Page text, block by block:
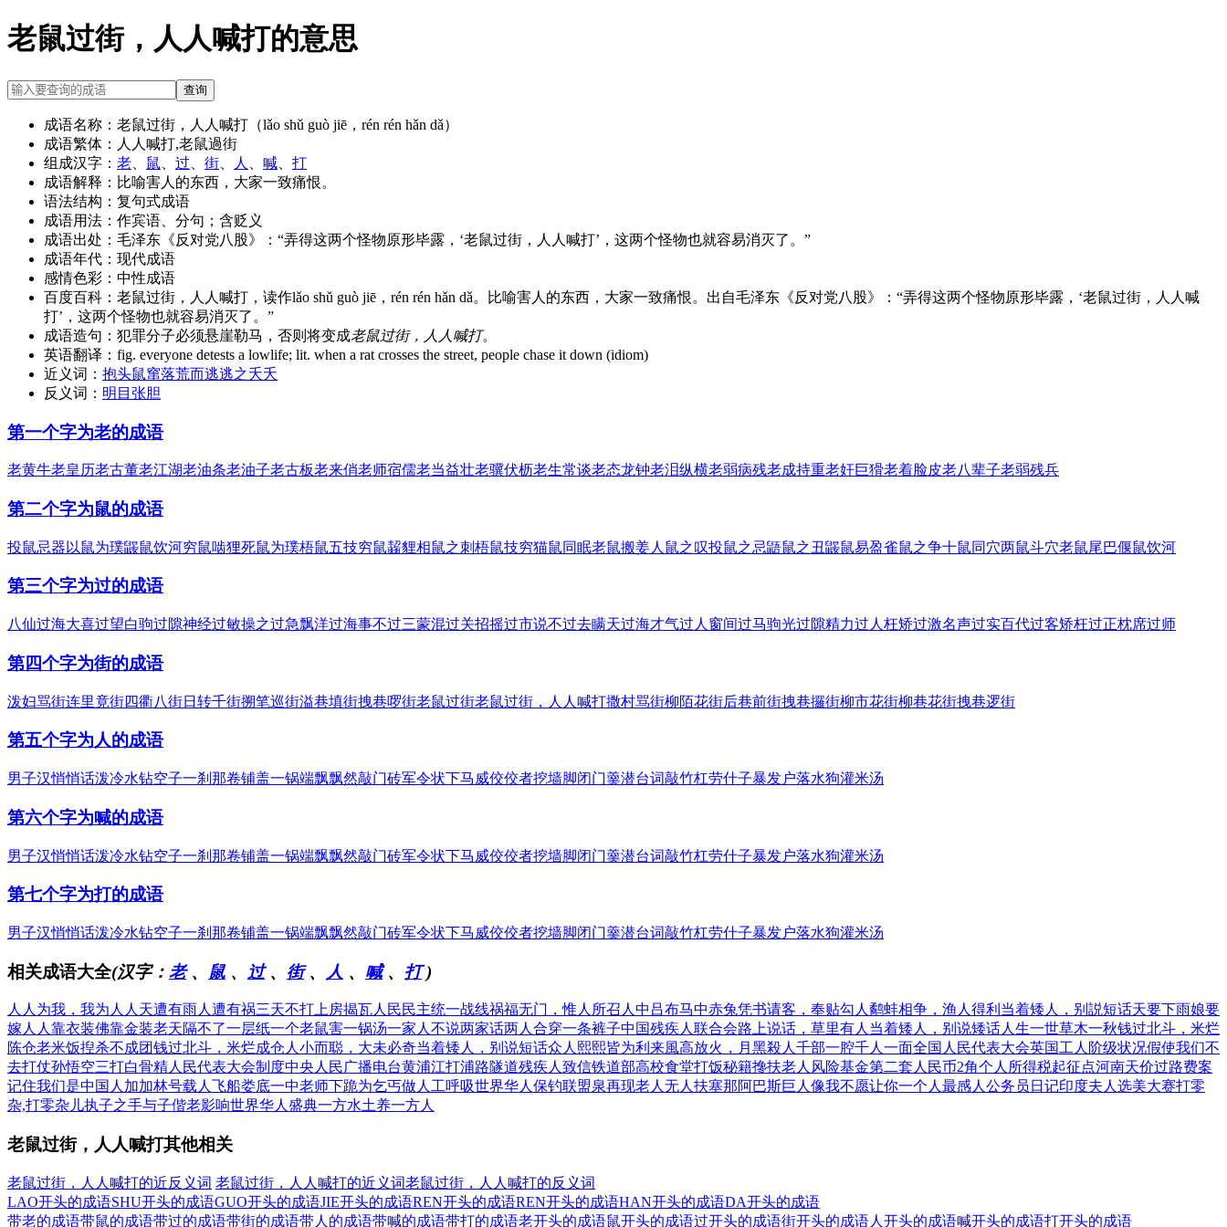
老鼠过街，人人喊打的意思
查询
成语名称： 老鼠过街，人人喊打（lǎo shǔ guò jiē，rén rén hǎn dǎ）
成语繁体： 人人喊打,老鼠過街
组成汉字： 老 鼠 过 街 人 喊
打
成语解释： 比喻害人的东西，大家一致痛恨。
语法结构： 复句式成语
成语用法： 作宾语、分句；含贬义
成语出处： 毛泽东《反对党八股》：“弄得这两个怪物原形毕露，‘老鼠过街，人人喊打’，这两个怪物也就容易消灭了。”
成语年代： 现代成语
感情色彩： 中性成语
百度百科： 老鼠过街，人人喊打，读作lǎo shǔ guò jiē，rén rén hǎn dǎ。比喻害人的东西，大家一致痛恨。出自毛泽东《反对党八股》：“弄得这两个怪物原形毕露，‘老鼠过街，人人喊
打’，这两个怪物也就容易消灭了。”
成语造句： 犯罪分子必须悬崖勒马，否则将变成老鼠过街，人人喊打。
英语翻译： fig. everyone detests a lowlife; lit. when a rat crosses the street, people chase it down (idiom)
近义词： 抱头鼠窜落荒而逃逃之夭夭
反义词： 明目张胆
第一个字为老的成语
老黄牛老皇历老古董老江湖老油条老油子老古板老来俏老师宿儒老当益壮老骥伏枥老生常谈老态龙钟老泪纵横老弱病残老成持重老奸巨猾老着脸皮老八辈子老弱残兵
第二个字为鼠的成语
投鼠忌器 以鼠为璞鼹鼠饮河穷鼠啮狸死鼠为璞梧鼠五技穷鼠齧貍相鼠之刺梧鼠技穷猫鼠同眠老鼠搬姜人鼠之叹投鼠之忌鼯鼠之丑鼹鼠易盈雀鼠之争十鼠同穴两鼠斗穴老鼠尾巴偃鼠饮河
第三个字为过的成语
八仙过海大喜过望白驹过隙神经过敏操之过急飘洋过海事不过三蒙混过关招摇过市说不过去瞒天过海才气过人 窗间过马驹光过隙精力过人 枉矫过激名声过实百代过客矫枉过正枕席过师
第四个字为街的成语
泼妇骂街连里竟街四衢八街日转千街搠笔巡街溢巷填街拽巷啰街老鼠过街老鼠过街，人人喊打撒村骂街柳陌花街后巷前街拽巷攞街柳市花街柳巷花街拽巷逻街
第五个字为人的成语
男子汉悄悄话泼冷水钻空子一刹那卷铺盖一锅端飘飘然敲门砖军令状下马威佼佼者挖墙脚闭门羹潜台词敲竹杠劳什子暴发户落水狗灌米汤
第六个字为喊的成语
男子汉悄悄话泼冷水钻空子一刹那卷铺盖一锅端飘飘然敲门砖军令状下马威佼佼者挖墙脚闭门羹潜台词敲竹杠劳什子暴发户落水狗灌米汤
第七个字为打的成语
男子汉悄悄话泼冷水钻空子一刹那卷铺盖一锅端飘飘然敲门砖军令状下马威佼佼者挖墙脚闭门羹潜台词敲竹杠劳什子暴发户落水狗灌米汤
相关成语大全(汉字： 老、 鼠、 过、 街、 人 、 喊、 打)
人人为我，我为人人 天遭有雨人遭有祸三天不打上房揭瓦人民民主统一战线祸福无门，惟人所召 人中吕布马中赤兔凭书请客，奉贴勾人 鹬蚌相争，渔人得利 当着矮人，别説短话天要下雨娘要
嫁人 人靠衣装佛靠金装老天隔不了一层纸一个老鼠害一锅汤一家人不说两家话两人合穿一条裤子中国残疾人联合会路上说话，草里有人 当着矮人，别说矮话人生一世草木一秋钱过北斗，米烂
陈仓老米饭揑杀不成团钱过北斗，米烂成仓 人小而聪，大未必奇当着矮人，别说短话众人熙熙皆为利来風高放火，月黑殺人 千部一腔千人一面全国人民代表大会英国工人阶级状况假使我们不
去打仗孙悟空三打白骨精人民代表大会制度中央人民广播电台黄浦江打浦路隧道残疾人致信铁道部高校食堂打饭秘籍搀扶老人风险基金第二套人民币2角个人所得税起征点河南天价过路费案
记住我们是中国人 加加林号载人飞船娄底一中老师下跪为乞丐做人工呼吸世界华人保钓联盟泉再现老人无人扶塞那阿巴斯巨人像我不愿让你一个人 最感人公务员日记印度夫人选美大赛打零
杂,打零杂儿执子之手与子偕老影响世界华人盛典一方水土养一方人
老鼠过街，人人喊打其他相关
老鼠过街，人人喊打的近反义词 老鼠过街，人人喊打的近义词老鼠过街，人人喊打的反义词
LAO开头的成语SHU开头的成语GUO开头的成语JIE开头的成语REN开头的成语REN开头的成语HAN开头的成语DA开头的成语
带老的成语带鼠的成语带过的成语带街的成语带人的成语带喊的成语带打的成语老开头的成语鼠开头的成语过开头的成语街开头的成语人开头的成语喊开头的成语打开头的成语